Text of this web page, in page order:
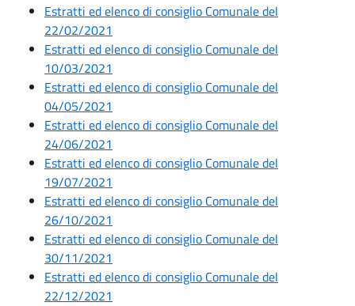
Estratti ed elenco di consiglio Comunale del
22/02/2021
Estratti ed elenco di consiglio Comunale del
10/03/2021
Estratti ed elenco di consiglio Comunale del
04/05/2021
Estratti ed elenco di consiglio Comunale del
24/06/2021
Estratti ed elenco di consiglio Comunale del
19/07/2021
Estratti ed elenco di consiglio Comunale del
26/10/2021
Estratti ed elenco di consiglio Comunale del
30/11/2021
Estratti ed elenco di consiglio Comunale del
22/12/2021